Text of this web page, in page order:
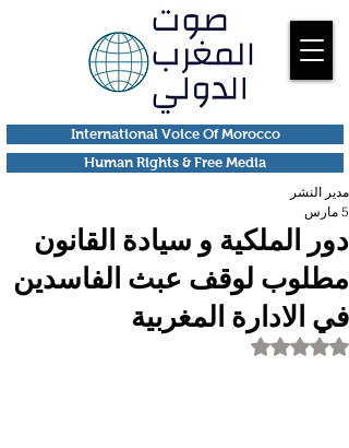
Human Rights & Free Media
International Voice Of Morocco
دور الملكية و سيادة القانون
مطلوب لوقف عبث الفاسدين
في الادارة المغربية
مدير النشر
5 مارس
تم التقييم بـ ليس رقمًا من أصل 5 نجوم.